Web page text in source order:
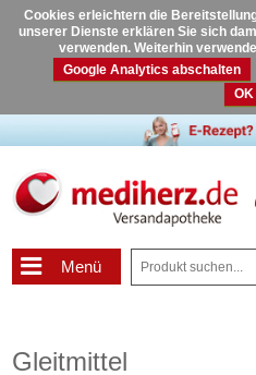
Cookies erleichtern die
unserer Dienste erklären Sie sich
verwenden. Weiterhin
Google Analytics abschalten
OK
Menü
Gleitmittel